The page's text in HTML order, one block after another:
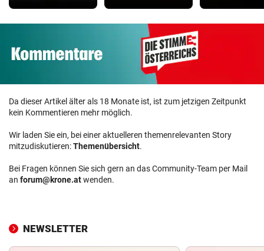
Da dieser Artikel älter als 18 Monate ist, ist zum jetzigen Zeitpunkt
kein Kommentieren mehr möglich.
Wir laden Sie ein, bei einer aktuelleren themenrelevanten Story
mitzudiskutieren:Themenübersicht.
Bei Fragen können Sie sich gern an das Community-Team per Mail
an forum@krone.atwenden.
NEWSLETTER